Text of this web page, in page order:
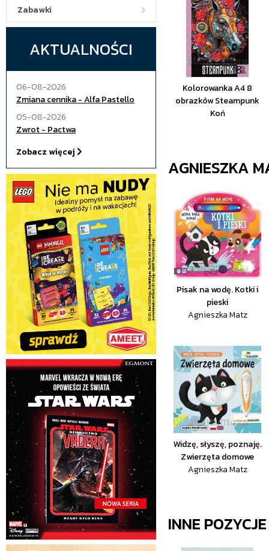
Zabawki
AKTUALNOŚCI
06-08-2026
Zmiana cennika - Alfa Pastello
05-08-2026
Zwrot - Pactwa
Zobacz więcej
Kolorowanka A4 8
obrazków Steampunk
Koń
AGNIESZKA
Pisak na wodę. Kotki i
pieski
Agnieszka Matz
Widzę, słyszę, poznaję.
Zwierzęta domowe
Agnieszka Matz
INNE